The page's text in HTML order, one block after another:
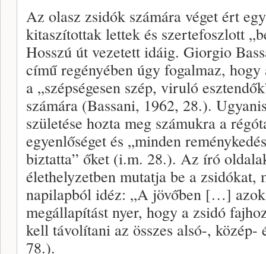
Az olasz zsidók számára véget ért
kitaszítottak lettek és szertefoszlott
Hosszú út vezetett idáig. Giorgio
című regényében úgy fogalmaz,
a „szépségesen szép, viruló
számára (Bassani, 1962, 28.).
születése hozta meg számukra a
egyenlőséget és „minden
biztatta” őket (i.m. 28.). Az író
élethelyzetben mutatja be a zsidókat,
napilapból idéz: „A jövőben […]
megállapítást nyer, hogy a zsidó
kell távolítani az összes alsó-,
78.).